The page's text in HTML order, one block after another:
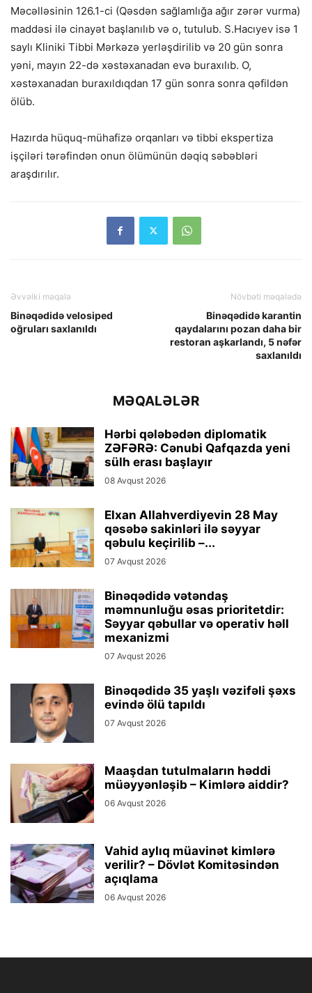
Məcəlləsinin 126.1-ci (Qəsdən sağlamlığa ağır zərər vurma)
maddəsi ilə cinayət başlanılıb və o, tutulub. S.Hacıyev isə 1
saylı Kliniki Tibbi Mərkəzə yerləşdirilib və 20 gün sonra
yəni, mayın 22-də xəstəxanadan evə buraxılıb. O,
xəstəxanadan buraxıldıqdan 17 gün sonra sonra qəfildən
ölüb.
Hazırda hüquq-mühafizə orqanları və tibbi ekspertiza
işçiləri tərəfindən onun ölümünün dəqiq səbəbləri
araşdırılır.
Əvvəlki məqalə
Binəqədidə velosiped
oğruları saxlanıldı
Növbəti məqalədə
Binəqədidə karantin
qaydalarını pozan daha bir
restoran aşkarlandı, 5 nəfər
saxlanıldı
MƏQALƏLƏR
Hərbi qələbədən diplomatik
ZƏFƏRƏ: Cənubi Qafqazda yeni
sülh erası başlayır
08 Avqust 2026
Elxan Allahverdiyevin 28 May
qəsəbə sakinləri ilə səyyar
qəbulu keçirilib –...
07 Avqust 2026
Binəqədidə vətəndaş
məmnunluğu əsas prioritetdir:
Səyyar qəbullar və operativ həll
mexanizmi
07 Avqust 2026
Binəqədidə 35 yaşlı vəzifəli şəxs
evində ölü tapıldı
07 Avqust 2026
Maaşdan tutulmaların həddi
müəyyənləşib – Kimlərə aiddir?
06 Avqust 2026
Vahid aylıq müavinət kimlərə
verilir? – Dövlət Komitəsindən
açıqlama
06 Avqust 2026